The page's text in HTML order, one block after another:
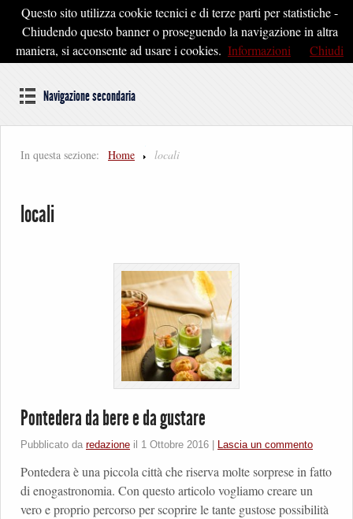
Pontedera2020
Dal cuore della Toscana un'idea di Futuro
Navigazione secondaria
In questa sezione: Home locali
locali
Pontedera da bere e da gustare
Pubblicato da redazione il 1 Ottobre 2016 Lascia un commento
Pontedera è una piccola città che riserva molte sorprese in fatto
di enogastronomia. Con questo articolo vogliamo creare un
vero e proprio percorso per scoprire le tante gustose possibilità
Questo sito utilizza cookie tecnici e di terze parti per statistiche -
Chiudendo questo banner o proseguendo la navigazione in altra
maniera, si acconsente ad usare i cookies. Informazioni Chiudi